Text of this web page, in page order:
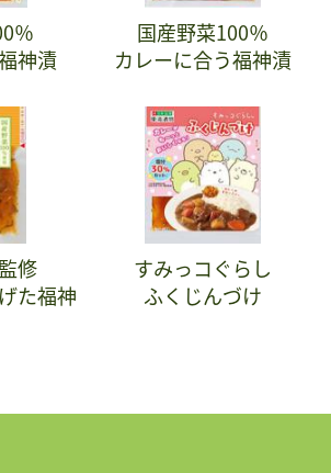
％
神漬
国産野菜100％
カレーに合う福神漬
修
た福神
すみっコぐらし
ふくじんづけ